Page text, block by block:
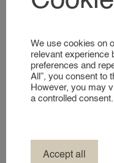
We use cookies on
relevant experience
preferences and
All”, you consent to
However, you may
a controlled consent.
Accept all